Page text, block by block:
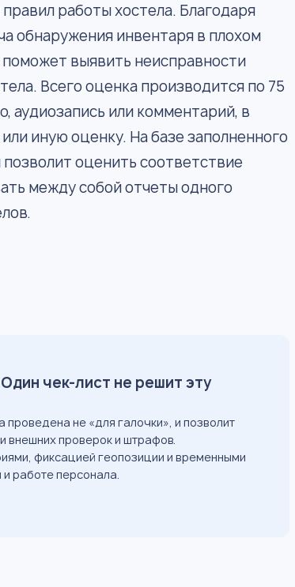
работы хостела. Благодаря
обнаружения инвентаря в плохом
выявить неисправности
Всего оценка производится по 75
аудиозапись или комментарий, в
иную оценку. На базе заполненного
оценить соответствие
между собой отчеты одного
чек-лист не решит эту
не «для галочки», и позволит
внешних проверок и штрафов.
фиксацией геопозиции и временными
и работе персонала.